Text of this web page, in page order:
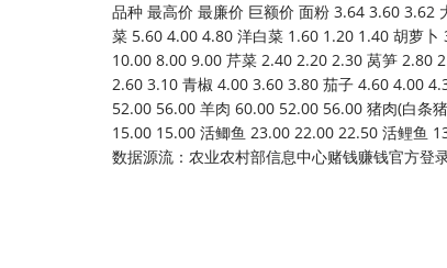
品种 最高价 最廉价 巨额价 面粉 3.64 3.60
菜 5.60 4.00 4.80 洋白菜 1.60 1.20 1.40 胡萝
10.00 8.00 9.00 芹菜 2.40 2.20 2.30 莴笋 2.80
2.60 3.10 青椒 4.00 3.60 3.80 茄子 4.60 4.00
52.00 56.00 羊肉 60.00 52.00 56.00 猪肉(白条
15.00 15.00 活鲫鱼 23.00 22.00 22.50 活鲤鱼
数据源流：农业农村部信息中心赌钱赚钱官方登